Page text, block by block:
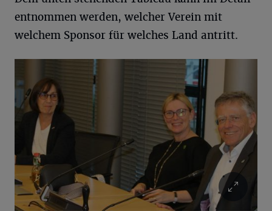
entnommen werden, welcher Verein mit
welchem Sponsor für welches Land antritt.